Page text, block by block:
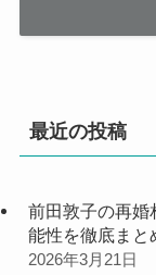
最近の投稿
前田敦子の再婚
能性を徹底まと
2026年3月21日